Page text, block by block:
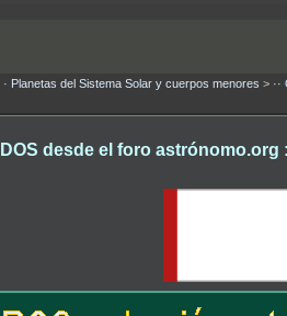
· Planetas del Sistema Solar y cuerpos menores >
desde el foro astrónomo.org